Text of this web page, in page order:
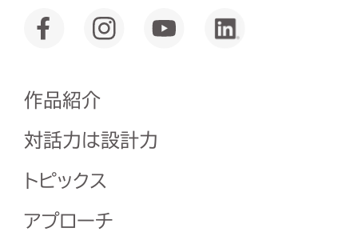
作品紹介
対話力は設計力
トピックス
アプローチ